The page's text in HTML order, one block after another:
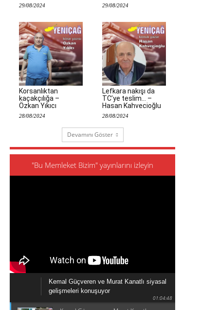
29/08/2024 29/08/2024
Korsanlıktan
kaçakçılığa –
Özkan Yıkıcı
28/08/2024
Lefkara nakışı da
TC’ye teslim… –
Hasan Kahvecioğlu
28/08/2024
Devamını Göster
"Bu Memleket Bizim" yayınlarını izleyin
Kemal Güçveren ve Murat Kanatlı siyasal
gelişmeleri konuşuyor
01:04:48